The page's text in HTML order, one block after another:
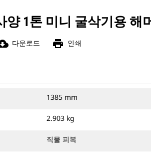
양 1톤 미니 굴삭기용 해
다운로드 print 인쇄
1385 mm
2.903 kg
직물 피복